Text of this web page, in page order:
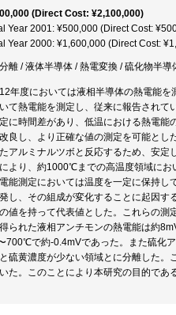
(Direct Cost: ¥2,100,000)
Year 2001: ¥500,000 (Direct Cost:
Year 2000: ¥1,600,000 (Direct Cost:
離 / 液体半導体 / 熱電変換 / 硫化物半導
年度においては液相半導体の熱電能
て熱電能を測定し、従来に報告され
に時間差があり、低温における熱電
良し、より正確な値の測定を可能と
アルミナルツボと反応するため、安定
より、約1000℃までの高温度領域にお
能測定においては温度を一定に保持し
し、その組成が変化することに起因す
値を持って代表値とした。これらの
られた液相アンチモンの熱電能は約
700℃で約-0.4mVであった。また硫化
硫黄濃度が少ない領域とに分離した。
た。このことにより本研究の目的であ